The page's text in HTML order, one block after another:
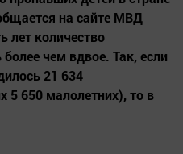
на сайте МВД
лет количество
чем вдвое. Так, если
21 634
5 650 малолетних), то в